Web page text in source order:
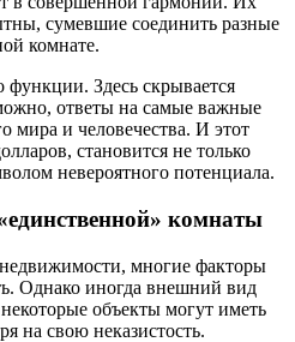
сумевшие соединить разные
комнате.
функции. Здесь скрывается
ответы на самые важные
мира и человечества. И этот
становится не только
невероятного потенциала.
комнаты
недвижимости, многие факторы
Однако иногда внешний вид
объекты могут иметь
на свою неказистость.